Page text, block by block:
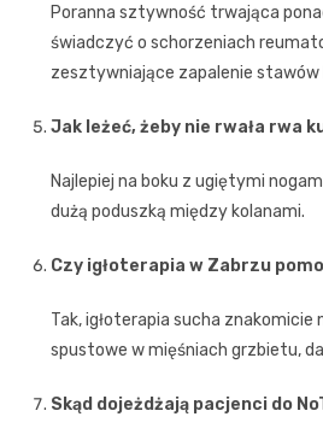
Poranna sztywność trwająca
świadczyć o schorzeniach
zesztywniające zapalenie stawów
Jak leżeć, żeby nie rwała rwa
Najlepiej na boku z ugiętymi
dużą poduszką między kolanami.
Czy igłoterapia w Zabrzu
Tak, igłoterapia sucha znakomicie
spustowe w mięśniach grzbietu,
Skąd dojeżdżają pacjenci do